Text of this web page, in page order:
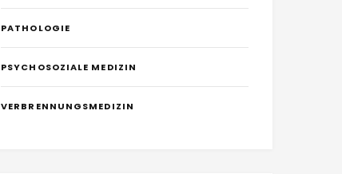
PATHOLOGIE
PSYCHOSOZIALE MEDIZIN
VERBRENNUNGSMEDIZIN